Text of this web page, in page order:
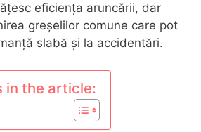
eficiența aruncării, dar
greșelilor comune care pot
slabă și la accidentări.
in the article: